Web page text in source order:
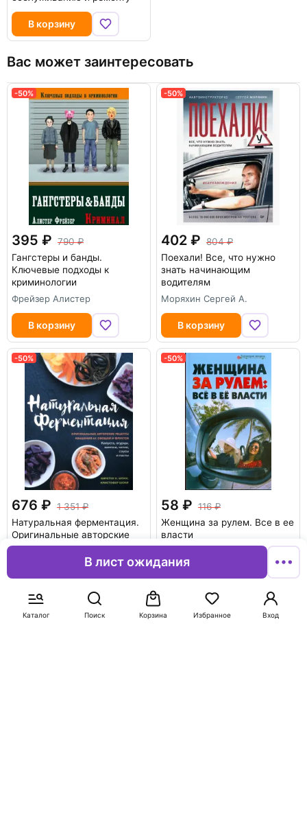
Каталог Поиск Вход
Избранное
Корзина
В лист ожидания
В корзину
Вас может заинтересовать
-50%
395
790
Гангстеры и банды.
Ключевые подходы к
криминологии
Фрейзер Алистер
В корзину
-50%
402
804
Поехали! Все, что нужно
знать начинающим
водителям
Моряхин Сергей А.
В корзину
-50%
676
1 351
Натуральная ферментация.
Оригинальные авторские
рецепты квашения 64
овощей и фруктов
В корзину
-50%
58
116
Женщина за рулем. Все в ее
власти
Лаврова Вера Федоровна
В корзину